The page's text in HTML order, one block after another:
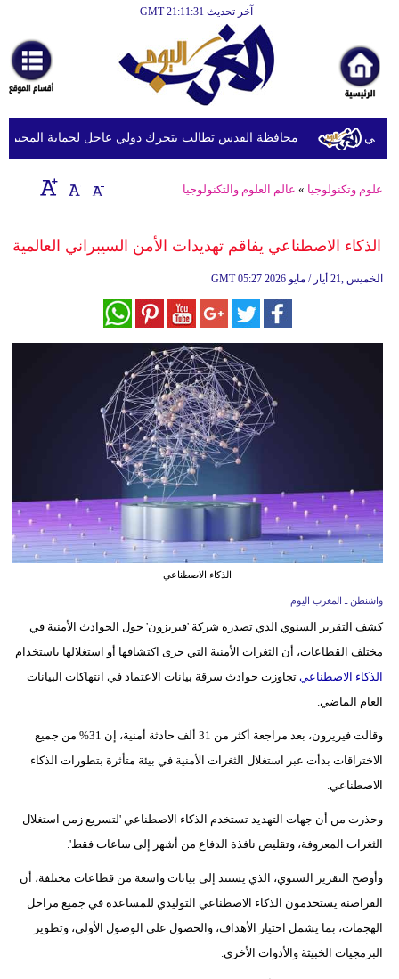
آخر تحديث GMT 21:11:31
أخبارعاجلة
رياضة
ثقافة
إقتصاد
وموسيقى
وتغذية
البرلمان
المغربي
تعليم
مرأة
إسلامية
مدوَّنات
أبراج
محافظة القدس تطالب بتحرك دولي عاجل لحماية المخيمات
علوم وتكنولوجيا » عالم العلوم والتكنولوجيا
الذكاء الاصطناعي يفاقم تهديدات الأمن السيبراني العالمية
GMT 05:27 2026 الخميس ,21 أيار / مايو
الذكاء الاصطناعي
واشنطن ـ المغرب اليوم
كشف التقرير السنوي الذي تصدره شركة 'فيريزون' حول الحوادث الأمنية في
مختلف القطاعات، أن الثغرات الأمنية التي جرى اكتشافها أو استغلالها باستخدام
الذكاء الاصطناعي تجاوزت حوادث سرقة بيانات الاعتماد في انتهاكات البيانات
العام الماضي.
وقالت فيريزون، بعد مراجعة أكثر من 31 ألف حادثة أمنية، إن 31% من جميع
الاختراقات بدأت عبر استغلال الثغرات الأمنية في بيئة متأثرة بتطورات الذكاء
الاصطناعي.
وحذرت من أن جهات التهديد تستخدم الذكاء الاصطناعي 'لتسريع زمن استغلال
الثغرات المعروفة، وتقليص نافذة الدفاع من أشهر إلى ساعات فقط'.
وأوضح التقرير السنوي، الذي يستند إلى بيانات واسعة من قطاعات مختلفة، أن
القراصنة يستخدمون الذكاء الاصطناعي التوليدي للمساعدة في جميع مراحل
الهجمات، بما يشمل اختيار الأهداف، والحصول على الوصول الأولي، وتطوير
البرمجيات الخبيثة والأدوات الأخرى.